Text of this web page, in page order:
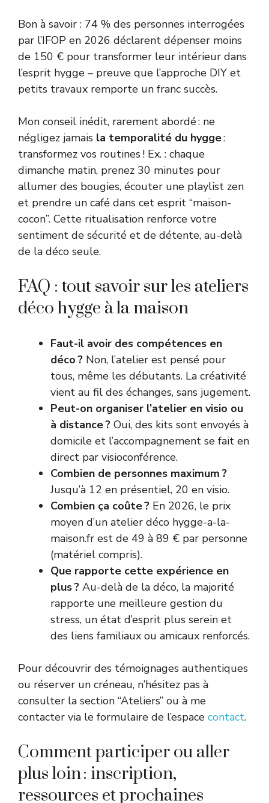
Bon à savoir : 74 % des personnes interrogées
par l’IFOP en 2026 déclarent dépenser moins
de 150 € pour transformer leur intérieur dans
l’esprit hygge – preuve que l’approche DIY et
petits travaux remporte un franc succès.
Mon conseil inédit, rarement abordé : ne
négligez jamais la temporalité du hygge:
transformez vos routines ! Ex. : chaque
dimanche matin, prenez 30 minutes pour
allumer des bougies, écouter une playlist zen
et prendre un café dans cet esprit “maison-
cocon”. Cette ritualisation renforce votre
sentiment de sécurité et de détente, au-delà
de la déco seule.
FAQ : tout savoir sur les ateliers
déco hygge à la maison
Faut-il avoir des compétences en
déco ? Non, l’atelier est pensé pour
tous, même les débutants. La créativité
vient au fil des échanges, sans jugement.
Peut-on organiser l’atelier en visio ou
à distance ? Oui, des kits sont envoyés à
domicile et l’accompagnement se fait en
direct par visioconférence.
Combien de personnes maximum ?
Jusqu’à 12 en présentiel, 20 en visio.
Combien ça coûte ? En 2026, le prix
moyen d’un atelier déco hygge-a-la-
maison.fr est de 49 à 89 € par personne
(matériel compris).
Que rapporte cette expérience en
plus ? Au-delà de la déco, la majorité
rapporte une meilleure gestion du
stress, un état d’esprit plus serein et
des liens familiaux ou amicaux renforcés.
Pour découvrir des témoignages authentiques
ou réserver un créneau, n’hésitez pas à
consulter la section “Ateliers” ou à me
contacter via le formulaire de l’espace contact.
Comment participer ou aller
plus loin : inscription,
ressources et prochaines